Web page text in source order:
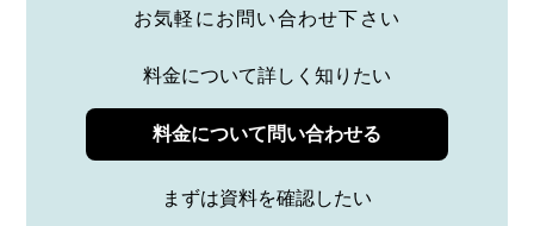
お気軽にお問い合わせ下さい
料金について詳しく知りたい
料金について問い合わせる
まずは資料を確認したい